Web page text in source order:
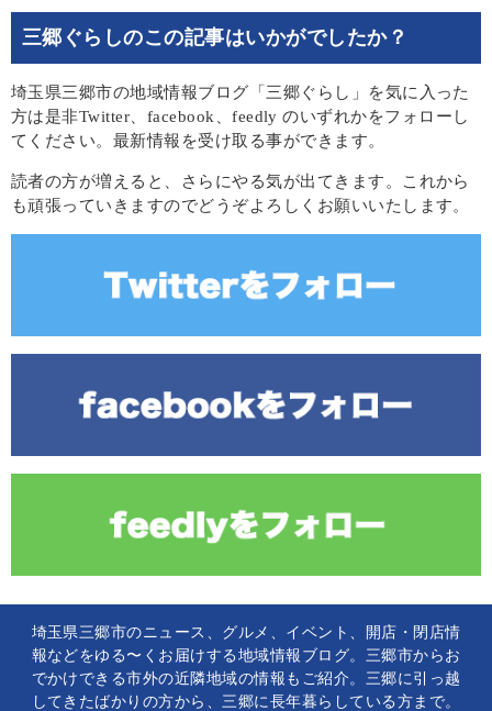
三郷ぐらしのこの記事はいかがでしたか？
埼玉県三郷市の地域情報ブログ「三郷ぐらし」を気に入った
方は是非Twitter、facebook、feedly のいずれかをフォローし
てください。最新情報を受け取る事ができます。
読者の方が増えると、さらにやる気が出てきます。これから
も頑張っていきますのでどうぞよろしくお願いいたします。
埼玉県三郷市のニュース、グルメ、イベント、開店・閉店情
報などをゆる〜くお届けする地域情報ブログ。三郷市からお
でかけできる市外の近隣地域の情報もご紹介。三郷に引っ越
してきたばかりの方から、三郷に長年暮らしている方まで。